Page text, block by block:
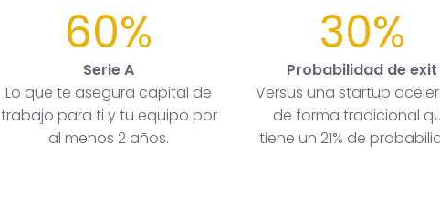
60%
Serie A
Lo que te asegura capital de
trabajo para ti y tu equipo por
al menos 2 años.
30%
Probabilidad de exit
Versus una startup
de forma tradicional
tiene un 21% de